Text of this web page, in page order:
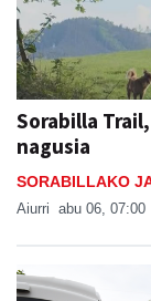
Sorabilla
nagusia
SORABILLAKO
Aiurri abu 06, 07:00